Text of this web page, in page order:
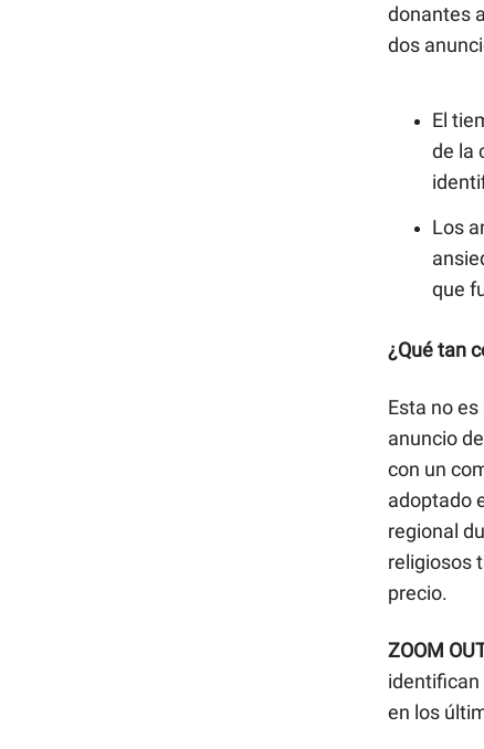
donantes
dos
El
de la
Los
que
¿Qué tan
Esta no
anuncio
con un
adoptado
regional
religiosos
precio.
ZOOM
identifican
en los